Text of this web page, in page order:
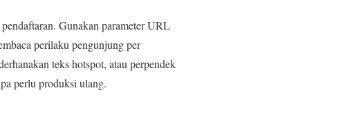
Gunakan parameter URL
perilaku pengunjung per
teks hotspot, atau perpendek
perlu produksi ulang.